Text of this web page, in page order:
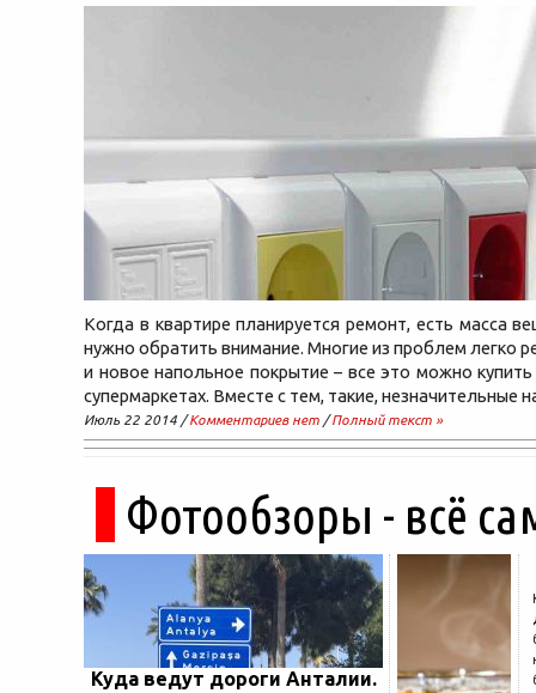
Когда в квартире планируется ремонт, есть масса
нужно обратить внимание. Многие из проблем легко
и новое напольное покрытие – все это можно
супермаркетах. Вместе с тем, такие, незначительные
Июль 22 2014 /Комментариев нет /Полный текст »
Фотообзоры - всё
Куда ведут дороги Анталии.